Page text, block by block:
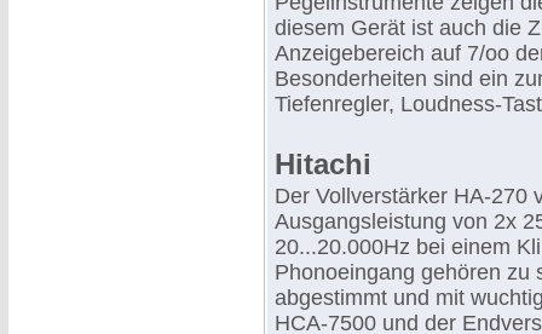
diesem Gerät ist auch die
Anzeigebereich auf 7/oo
Besonderheiten sind ein
Tiefenregler, Loudness-
Hitachi
Der Vollverstärker HA-270
Ausgangsleistung von 2x
20...20.000Hz bei einem
Phonoeingang gehören zu
abgestimmt und mit
HCA-7500 und der